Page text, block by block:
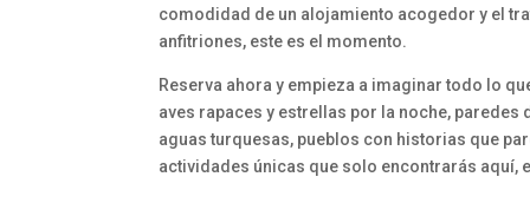
comodidad de un alojamiento acogedor y el
anfitriones, este es el momento.
Reserva ahora y empieza a imaginar todo lo
aves rapaces y estrellas por la noche, paredes
aguas turquesas, pueblos con historias que
actividades únicas que solo encontrarás aquí,